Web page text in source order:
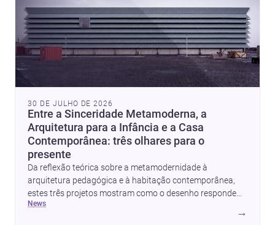
30 DE JULHO DE 2026
Entre a Sinceridade Metamoderna, a
Arquitetura para a Infância e a Casa
Contemporânea: três olhares para o
presente
Da reflexão teórica sobre a metamodernidade à
arquitetura pedagógica e à habitação contemporânea,
estes três projetos mostram como o desenho responde
hoje a emoção, uso e contexto. Para arquitetos, são
pistas valiosas sobre como criar espaços mais humanos,
news
→